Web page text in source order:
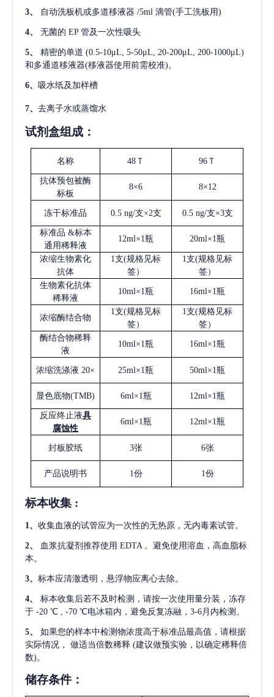
3、 自动洗板机或多道移液器 /5ml 滴管(手工洗板用)
4、 无菌的 EP 管及一次性吸头
5、 精密的单道 (0.5-10μL, 5-50μL, 20-200μL, 200-1000μL)
和多通道移液器(移液器使用前需校准)。
6、 吸水纸及加样槽
7、 去离子水或蒸馏水
试剂盒组成：
名称 48Ｔ 96Ｔ
抗体预包被酶
标板
8×6 8×12
冻干标准品 0.5 ng/支×2支 0.5 ng/支×3支
标准品 &标本
通用稀释液
12ml×1瓶 20ml×1瓶
浓缩生物素化
抗体
1支(规格见标
签）
1支(规格见标
签）
生物素化抗体
稀释液
10ml×1瓶 16ml×1瓶
浓缩酶结合物
1支(规格见标
签）
1支(规格见标
签）
酶结合物稀释
液
10ml×1瓶 16ml×1瓶
浓缩洗涤液 20× 25ml×1瓶 50ml×1瓶
显色底物(TMB) 6ml×1瓶 12ml×1瓶
反应终止液具
腐蚀性
6ml×1瓶 12ml×1瓶
封板胶纸 3张 6张
产品说明书 1份 1份
标本收集 :
1 、 收集血液的试管应为一次性的无热原，无内毒素试管。
2、 血浆抗凝剂推荐使用 EDTA 。避免使用溶血，高血脂标
本。
3、 标本应清澈透明，悬浮物应离心去除。
4、
标本收集后若不及时检测，请按一次使用量分装，冻存
于 -20 ℃ , -70 ℃电冰箱内，避免反复冻融，3-6月内检测。
5、
如果您的样本中检测物浓度高于标准品最高值，请根据
实际情况，
做适当倍数稀释 (建议做预实验，以确定稀释倍
数)。
储存条件：